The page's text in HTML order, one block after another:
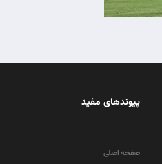
پیوندهای مفید
صفحه اصلی